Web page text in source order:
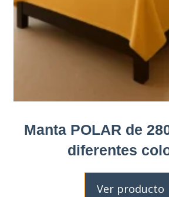
Manta POLAR de
diferentes
Ver producto